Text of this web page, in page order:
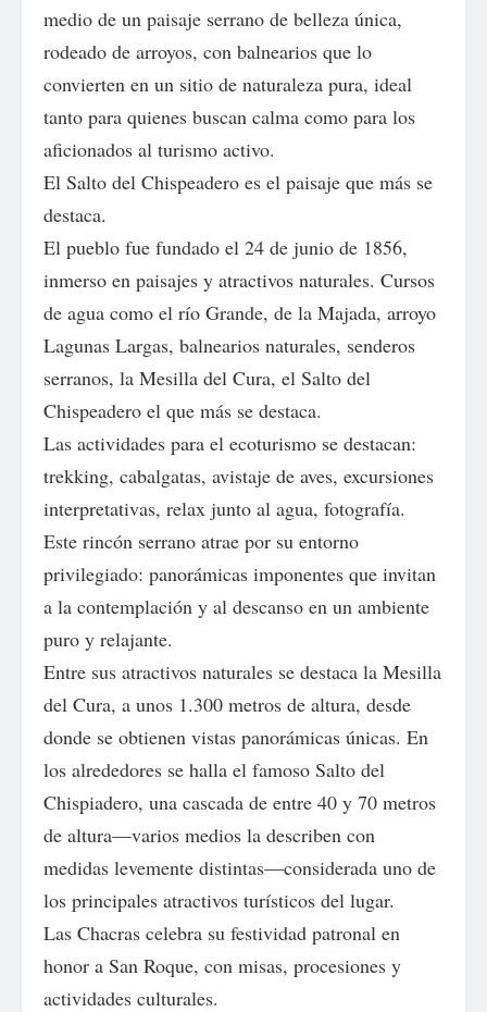
medio de un paisaje serrano de belleza única,
rodeado de arroyos, con balnearios que lo
convierten en un sitio de naturaleza pura, ideal
tanto para quienes buscan calma como para los
aficionados al turismo activo.
El Salto del Chispeadero es el paisaje que más se
destaca.
El pueblo fue fundado el 24 de junio de 1856,
inmerso en paisajes y atractivos naturales. Cursos
de agua como el río Grande, de la Majada, arroyo
Lagunas Largas, balnearios naturales, senderos
serranos, la Mesilla del Cura, el Salto del
Chispeadero el que más se destaca.
Las actividades para el ecoturismo se destacan:
trekking, cabalgatas, avistaje de aves, excursiones
interpretativas, relax junto al agua, fotografía.
Este rincón serrano atrae por su entorno
privilegiado: panorámicas imponentes que invitan
a la contemplación y al descanso en un ambiente
puro y relajante.
Entre sus atractivos naturales se destaca la Mesilla
del Cura, a unos 1.300 metros de altura, desde
donde se obtienen vistas panorámicas únicas. En
los alrededores se halla el famoso Salto del
Chispiadero, una cascada de entre 40 y 70 metros
de altura—varios medios la describen con
medidas levemente distintas—considerada uno de
los principales atractivos turísticos del lugar.
Las Chacras celebra su festividad patronal en
honor a San Roque, con misas, procesiones y
actividades culturales.